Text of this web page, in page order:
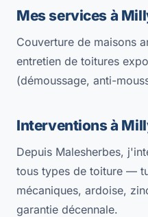
Mes services à
Couverture de maisons
entretien de toitures
(démoussage, anti-
Interventions à
Depuis Malesherbes,
tous types de toiture —
mécaniques, ardoise,
garantie décennale.